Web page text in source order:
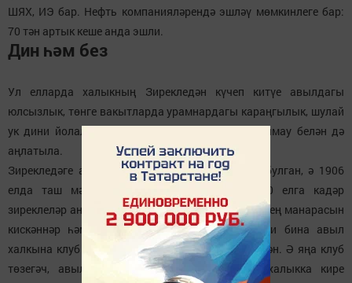
ШЯХ, ИЭ бар. Нефть компанияләрендә эшләү мөмкинлеге бар:
70 тән артык кеше анда эшли.
Дин һәм без
Ул елларда халыкның Зирекледән күчеп китүе авылдагы
юлсызлык, төнге вакытларда урамнардагы караңгылык, шулай
ук дини йолаларны үтәү (үткәрү) өчен урын булмау белән дә
аңлатыла.
Зирекледәге агач бина 1858 елда ук төзелгән булган, ә 1906
елда таш мәчет төзелгән һәм ачылган. 1930 елга кадәр
зиреклеләр анда намаз укыган. 1931 елда мәчетнең манарасын
кискәннәр һәм 60 ел буена диярлек бу тарихи бина авыл
халкына клуб һәм китапханә буларак хезмәт иткән. Ә яңа клуб
төзегәч, авыл картлары әйтмешли, "бинаны халыкка кире